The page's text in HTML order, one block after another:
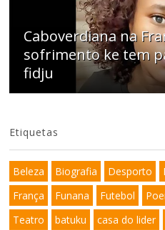
Caboverdiana na
sofrimento ke tem
fidju
Etiquetas
Beleza Biografia Desporto
França
Funana Futebol
Teatro
batuku casa do lider